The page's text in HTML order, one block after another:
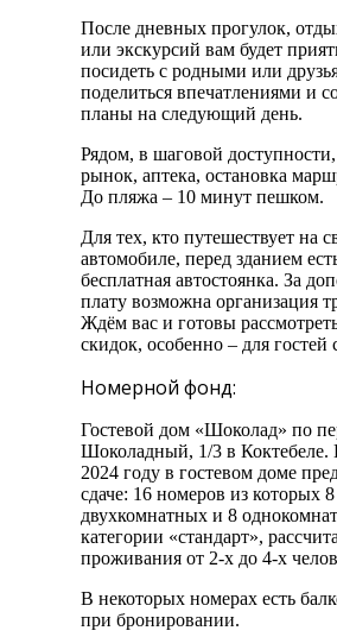
После дневных прогулок,
или экскурсий вам будет
посидеть с родными или
поделиться впечатлениями и
планы на следующий день.
Рядом, в шаговой
рынок, аптека, остановка
До пляжа – 10 минут пешком.
Для тех, кто путешествует на
автомобиле, перед зданием
бесплатная автостоянка. За
плату возможна организация
Ждём вас и готовы
скидок, особенно – для гостей
Номерной фонд:
Гостевой дом «Шоколад» по
Шоколадный, 1/3 в Коктебеле.
2024 году в гостевом доме
сдаче: 16 номеров из которых 8
двухкомнатных и 8
категории «стандарт»,
проживания от 2-х до 4-х
В некоторых номерах есть
при бронировании.